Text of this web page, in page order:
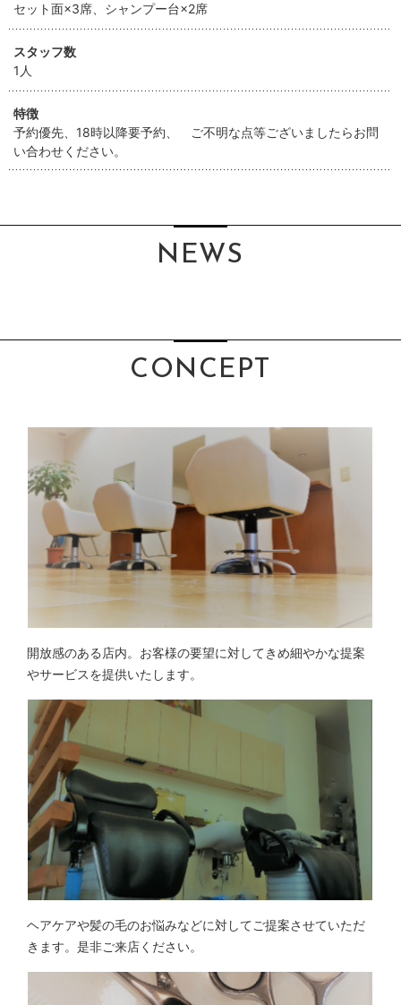
セット面×3席、シャンプー台×2席
スタッフ数
1人
特徴
予約優先、18時以降要予約、 ご不明な点等ございましたらお問
い合わせください。
NEWS
CONCEPT
開放感のある店内。お客様の要望に対してきめ細やかな提案
やサービスを提供いたします。
ヘアケアや髪の毛のお悩みなどに対してご提案させていただ
きます。是非ご来店ください。